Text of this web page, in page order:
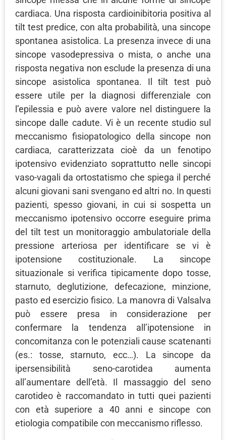
cardiaca. Una risposta cardioinibitoria positiva al
tilt test predice, con alta probabilità, una sincope
spontanea asistolica. La presenza invece di una
sincope vasodepressiva o mista, o anche una
risposta negativa non esclude la presenza di una
sincope asistolica spontanea. Il tilt test può
essere utile per la diagnosi differenziale con
l’epilessia e può avere valore nel distinguere la
sincope dalle cadute. Vi è un recente studio sul
meccanismo fisiopatologico della sincope non
cardiaca, caratterizzata cioè da un fenotipo
ipotensivo evidenziato soprattutto nelle sincopi
vaso-vagali da ortostatismo che spiega il perché
alcuni giovani sani svengano ed altri no. In questi
pazienti, spesso giovani, in cui si sospetta un
meccanismo ipotensivo occorre eseguire prima
del tilt test un monitoraggio ambulatoriale della
pressione arteriosa per identificare se vi è
ipotensione costituzionale. La sincope
situazionale si verifica tipicamente dopo tosse,
starnuto, deglutizione, defecazione, minzione,
pasto ed esercizio fisico. La manovra di Valsalva
può essere presa in considerazione per
confermare la tendenza all’ipotensione in
concomitanza con le potenziali cause scatenanti
(es.: tosse, starnuto, ecc…). La sincope da
ipersensibilità seno-carotidea aumenta
all’aumentare dell’età. Il massaggio del seno
carotideo è raccomandato in tutti quei pazienti
con età superiore a 40 anni e sincope con
etiologia compatibile con meccanismo riflesso.